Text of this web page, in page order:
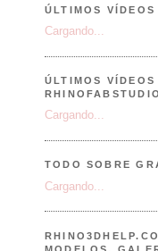
ÚLTIMOS
Cargando...
ÚLTIMOS VÍDEOS
RHINOFABSTUDIO
Cargando...
TODO SOBRE
Cargando...